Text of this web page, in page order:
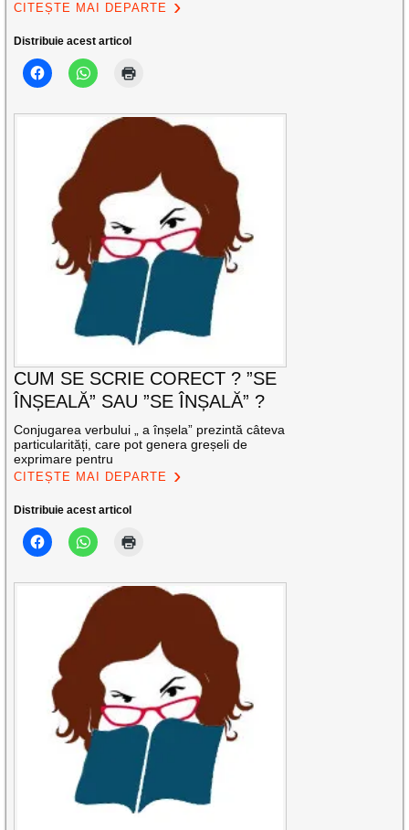
CITEȘTE MAI DEPARTE
Distribuie acest articol
CUM SE SCRIE CORECT ? ”SE
ÎNȘEALĂ” SAU ”SE ÎNȘALĂ” ?
Conjugarea verbului „ a înșela” prezintă câteva
particularități, care pot genera greșeli de
exprimare pentru
CITEȘTE MAI DEPARTE
Distribuie acest articol